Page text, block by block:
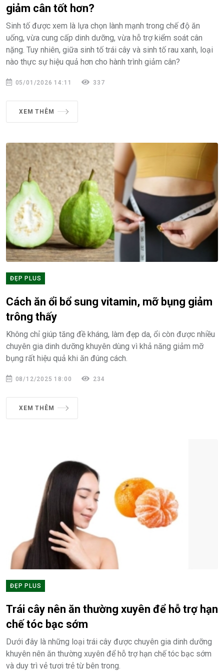
giảm cân tốt hơn?
Sinh tố được xem là lựa chọn lành mạnh trong chế độ ăn
uống, vừa cung cấp dinh dưỡng, vừa hỗ trợ kiểm soát cân
nặng. Tuy nhiên, giữa sinh tố trái cây và sinh tố rau xanh, loại
nào thực sự hiệu quả hơn cho hành trình giảm cân?
05/01/2026 14:11 337
XEM THÊM
ĐẸP PLUS
Cách ăn ổi bổ sung vitamin, mỡ bụng giảm
trông thấy
Không chỉ giúp tăng đề kháng, làm đẹp da, ổi còn được nhiều
chuyên gia dinh dưỡng khuyên dùng vì khả năng giảm mỡ
bụng rất hiệu quả khi ăn đúng cách.
08/12/2025 18:00 234
XEM THÊM
ĐẸP PLUS
Trái cây nên ăn thường xuyên để hỗ trợ hạn
chế tóc bạc sớm
Dưới đây là những loại trái cây được chuyên gia dinh dưỡng
khuyên nên ăn thường xuyên để hỗ trợ hạn chế tóc bạc sớm
và duy trì vẻ tươi trẻ từ bên trong.